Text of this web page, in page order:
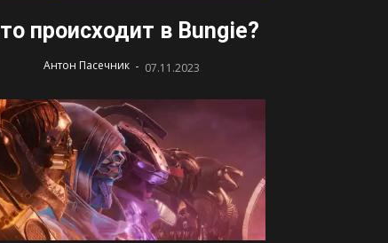
происходит в Bungie?
Антон Пасечник - 07.11.2023